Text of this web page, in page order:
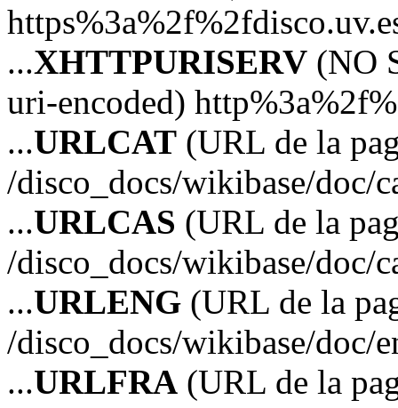
...XHTTPURISERV (NO
uri-encoded)
...URLCAT (URL de la
/disco_docs/wikibase/doc/
...URLCAS (URL de la
/disco_docs/wikibase/doc/
...URLENG (URL de la
/disco_docs/wikibase/doc/
...URLFRA (URL de la